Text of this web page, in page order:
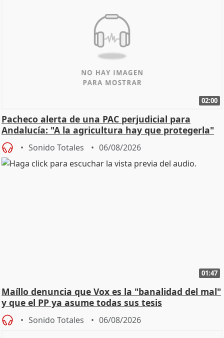
02:00
Pacheco alerta de una PAC perjudicial para
Andalucía: "A la agricultura hay que protegerla"
Sonido Totales 06/08/2026
01:47
Maíllo denuncia que Vox es la "banalidad del mal"
y que el PP ya asume todas sus tesis
Sonido Totales 06/08/2026